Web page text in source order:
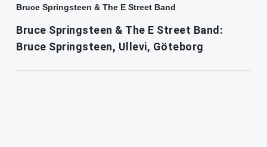
Bruce Springsteen & The E Street Band
Bruce Springsteen & The E Street Band:
Bruce Springsteen, Ullevi, Göteborg